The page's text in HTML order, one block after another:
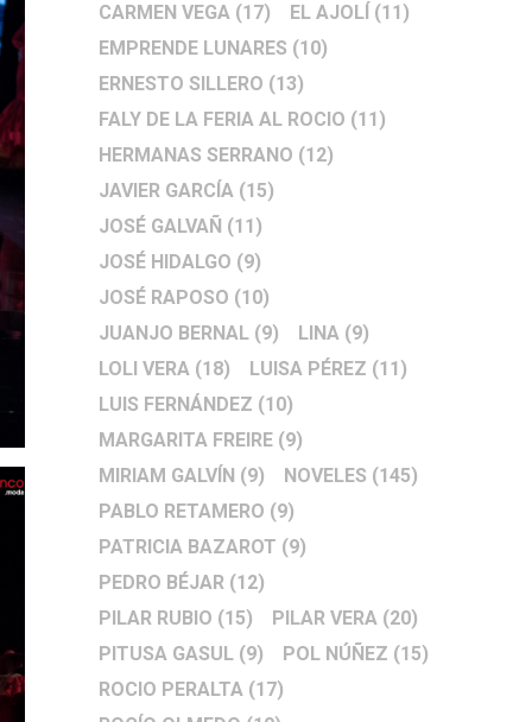
CARMEN VEGA (17) EL AJOLÍ (11)
EMPRENDE LUNARES (10)
ERNESTO SILLERO (13)
FALY DE LA FERIA AL ROCIO (11)
HERMANAS SERRANO (12)
JAVIER GARCÍA (15)
JOSÉ GALVAÑ (11)
JOSÉ HIDALGO (9)
JOSÉ RAPOSO (10)
JUANJO BERNAL (9) LINA (9)
LOLI VERA (18) LUISA PÉREZ (11)
LUIS FERNÁNDEZ (10)
MARGARITA FREIRE (9)
MIRIAM GALVÍN (9) NOVELES (145)
PABLO RETAMERO (9)
PATRICIA BAZAROT (9)
PEDRO BÉJAR (12)
PILAR RUBIO (15) PILAR VERA (20)
PITUSA GASUL (9) POL NÚÑEZ (15)
ROCIO PERALTA (17)